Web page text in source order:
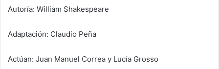
Autoría: William Shakespeare
Adaptación: Claudio Peña
Actúan: Juan Manuel Correa y Lucía Grosso